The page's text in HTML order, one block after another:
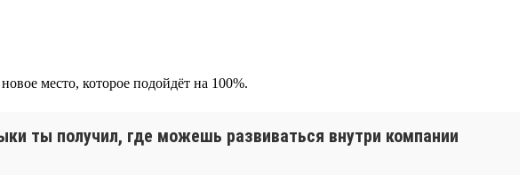
место, которое подойдёт на 100%.
ты получил, где можешь развиваться внутри компании